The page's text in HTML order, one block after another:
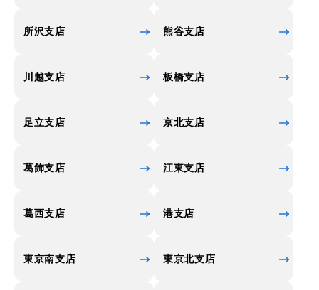
所沢支店 熊谷支店
川越支店 板橋支店
足立支店 京北支店
葛飾支店 江東支店
葛西支店 港支店
東京南支店 東京北支店